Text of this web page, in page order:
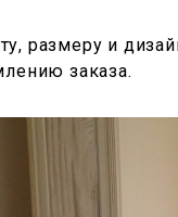
размеру и
заказа.